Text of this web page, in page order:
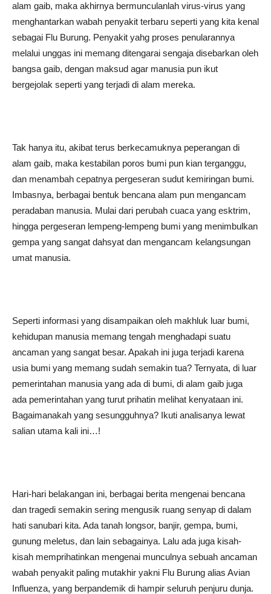
alam gaib, maka akhirnya bermunculanlah virus-virus yang
menghantarkan wabah penyakit terbaru seperti yang kita kenal
sebagai Flu Burung. Penyakit yahg proses penularannya
melalui unggas ini memang ditengarai sengaja disebarkan oleh
bangsa gaib, dengan maksud agar manusia pun ikut
bergejolak seperti yang terjadi di alam mereka.
Tak hanya itu, akibat terus berkecamuknya peperangan di
alam gaib, maka kestabilan poros bumi pun kian terganggu,
dan menambah cepatnya pergeseran sudut kemiringan bumi.
Imbasnya, berbagai bentuk bencana alam pun mengancam
peradaban manusia. Mulai dari perubah cuaca yang esktrim,
hingga pergeseran lempeng-lempeng bumi yang menimbulkan
gempa yang sangat dahsyat dan mengancam kelangsungan
umat manusia.
Seperti informasi yang disampaikan oleh makhluk luar bumi,
kehidupan manusia memang tengah menghadapi suatu
ancaman yang sangat besar. Apakah ini juga terjadi karena
usia bumi yang memang sudah semakin tua? Ternyata, di luar
pemerintahan manusia yang ada di bumi, di alam gaib juga
ada pemerintahan yang turut prihatin melihat kenyataan ini.
Bagaimanakah yang sesungguhnya? Ikuti analisanya lewat
salian utama kali ini…!
Hari-hari belakangan ini, berbagai berita mengenai bencana
dan tragedi semakin sering mengusik ruang senyap di dalam
hati sanubari kita. Ada tanah longsor, banjir, gempa, bumi,
gunung meletus, dan lain sebagainya. Lalu ada juga kisah-
kisah memprihatinkan mengenai munculnya sebuah ancaman
wabah penyakit paling mutakhir yakni Flu Burung alias Avian
Influenza, yang berpandemik di hampir seluruh penjuru dunja.